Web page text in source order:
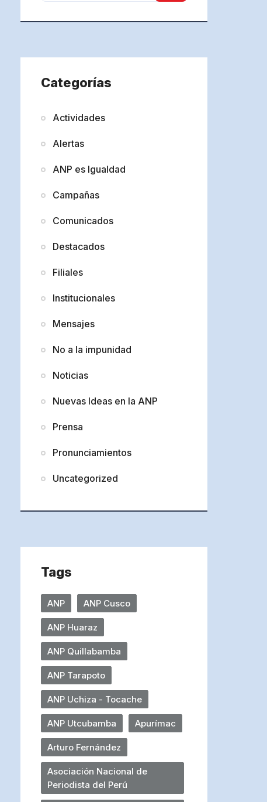
Categorías
Actividades
Alertas
ANP es Igualdad
Campañas
Comunicados
Destacados
Filiales
Institucionales
Mensajes
No a la impunidad
Noticias
Nuevas Ideas en la ANP
Prensa
Pronunciamientos
Uncategorized
Tags
ANP ANP Cusco
ANP Huaraz
ANP Quillabamba
ANP Tarapoto
ANP Uchiza - Tocache
ANP Utcubamba Apurímac
Arturo Fernández
Asociación Nacional de
Periodista del Perú